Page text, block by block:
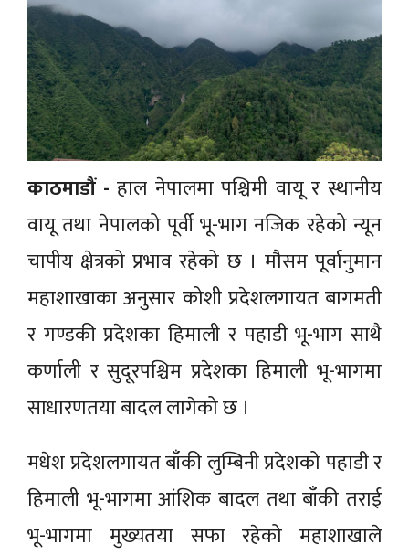
काठमाडौं - हाल नेपालमा पश्चिमी वायू र स्थानीय
वायू तथा नेपालको पूर्वी भू-भाग नजिक रहेको न्यून
चापीय क्षेत्रको प्रभाव रहेको छ । मौसम पूर्वानुमान
महाशाखाका अनुसार कोशी प्रदेशलगायत बागमती
र गण्डकी प्रदेशका हिमाली र पहाडी भू-भाग साथै
कर्णाली र सुदूरपश्चिम प्रदेशका हिमाली भू-भागमा
साधारणतया बादल लागेको छ ।
मधेश प्रदेशलगायत बाँकी लुम्बिनी प्रदेशको पहाडी र
हिमाली भू-भागमा आंशिक बादल तथा बाँकी तराई
भू-भागमा मुख्यतया सफा रहेको महाशाखाले